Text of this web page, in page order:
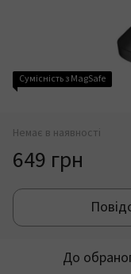
Сумісність з MagSafe
Немає в наявності
649 грн
До